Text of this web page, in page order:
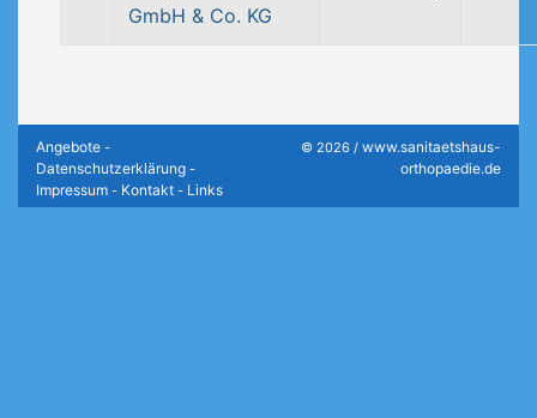
GmbH & Co. KG
Angebote -
Datenschutzerklärung -
Impressum - Kontakt - Links
© 2026 / www.sanitaetshaus-
orthopaedie.de